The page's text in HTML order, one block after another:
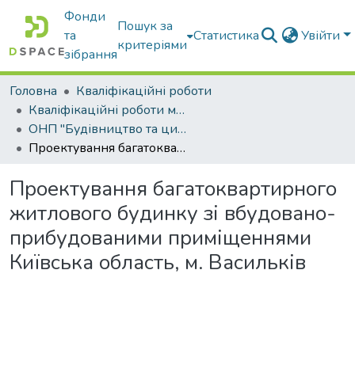
Фонди
та
зібрання
Пошук за
критеріями
Статистика Увійти
Головна
Кваліфікаційні роботи
Кваліфікаційні роботи магістрів
ОНП "Будівництво та цивільна інженерія"
Проектування багатоквартирного житлового будинку зі вбудовано-прибудованими приміщеннями Київська область, м. Васильків
Проектування багатоквартирного
житлового будинку зі вбудовано-
прибудованими приміщеннями
Київська область, м. Васильків